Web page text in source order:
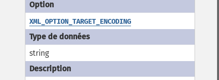
XML_OPTION_TARGET_ENCODING
string